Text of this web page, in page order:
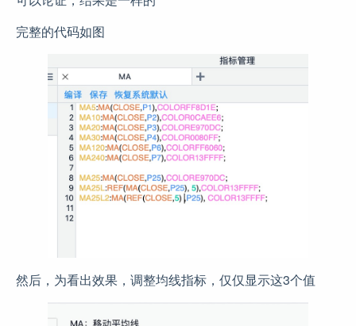
完整的代码如图
然后，为看出效果，调整均线指标，仅仅显示这3个值